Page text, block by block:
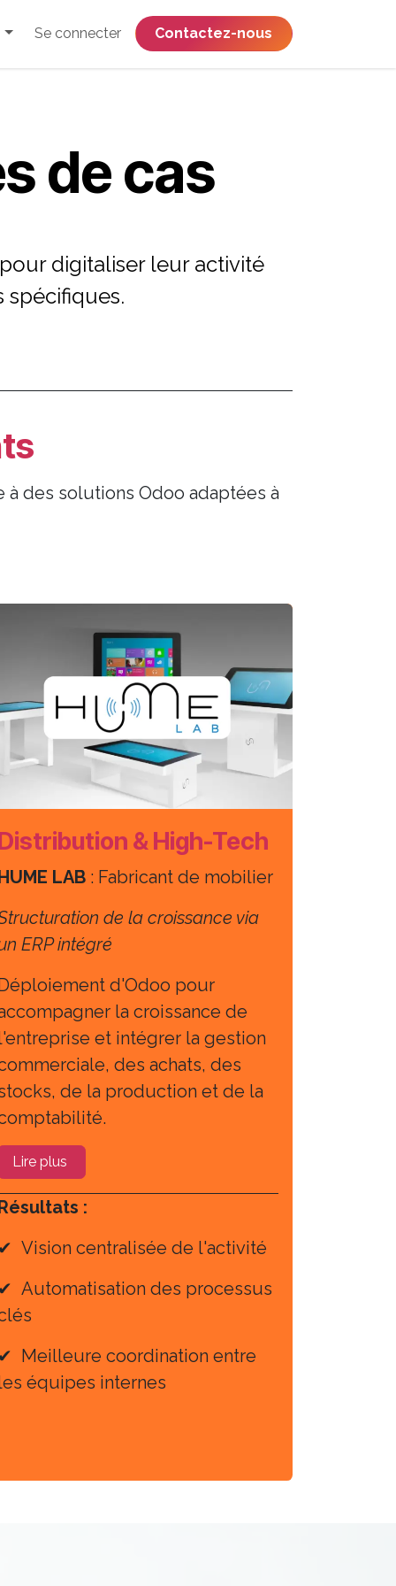
Se connecter ​​​​​​​​​​​​​​​​Contactez-nous
de cas
digitaliser leur activité
spécifiques.
des solutions Odoo adaptées à
& High-Tech
LAB : Fabricant de mobilier
de la croissance via
ERP intégré
d'Odoo pour
la croissance de
et intégrer la gestion
des achats, des
de la production et de la
Lire plus
:
Vision centralisée de l'activité
Automatisation des processus
Meilleure coordination entre
équipes internes